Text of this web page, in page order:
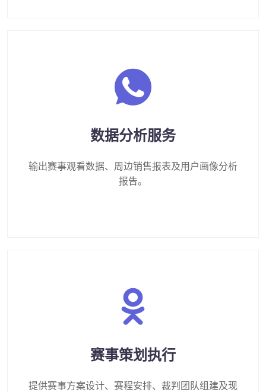
数据分析服务
输出赛事观看数据、周边销售报表及用户画像分析
报告。
赛事策划执行
提供赛事方案设计、赛程安排、裁判团队组建及现